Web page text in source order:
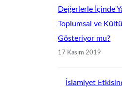
Değerlerle İçinde
Toplumsal ve
Gösteriyor mu?
17 Kasım 2019
İslamiyet